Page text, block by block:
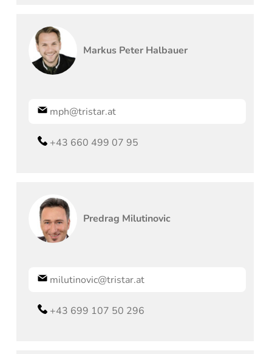
Markus Peter Halbauer
mph@tristar.at
+43 660 499 07 95
Predrag Milutinovic
milutinovic@tristar.at
+43 699 107 50 296